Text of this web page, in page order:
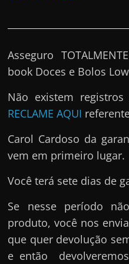
Asseguro
book Doces e Bolos
Não existem
RECLAME AQUI
Carol Cardoso da
vem em primeiro lugar.
Você terá sete dias de
Se nesse período
produto, você nos
que quer devolução
e então